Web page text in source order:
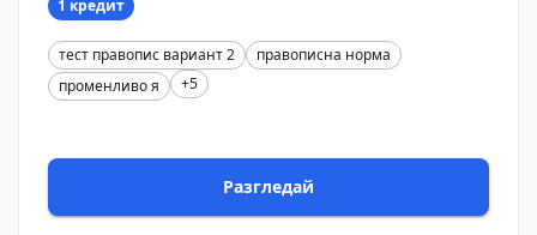
1 кредит
тест правопис вариант 2
правописна норма
променливо я
+5
Разгледай